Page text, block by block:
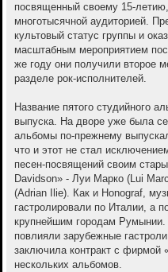
посвященный своему 15-
многотысячной аудиторией.
культовый статус группы и
масштабным мероприятием
же году они получили второе
разделе рок-исполнителей.
Название пятого студийного
выпуска. На дворе уже была
альбомы по-прежнему
что и этот не стал
песен-посвящений своим
Davidson» - Луи Марко (Lui
(Adrian Ilie). Как и Honograf,
гастролировали по Италии, а
крупнейшим городам Румынии.
повлияли зарубежные
заключила контракт с фирмой
нескольких альбомов.